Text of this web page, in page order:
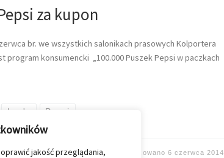
jakość przeglądania,
za kupon
br. we wszystkich salonikach prasowych Kolportera
program konsumencki „100.000 Puszek Pepsi w paczkach
Lay's Pepsi
Opublikowano 6 czerwca 2014